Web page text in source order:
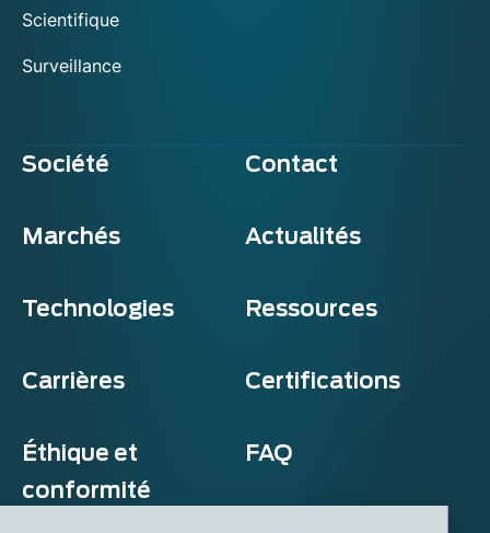
Scientifique
Surveillance
Société Contact
Marchés Actualités
Technologies Ressources
Carrières Certifications
Éthique et
conformité
FAQ